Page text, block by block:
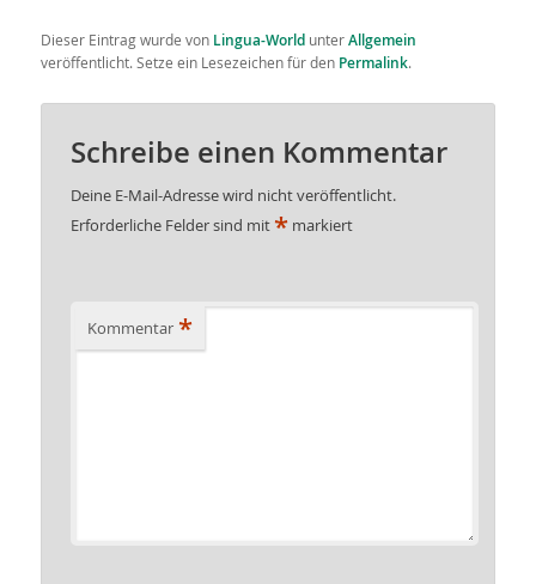
Dieser Eintrag wurde von Lingua-World unterAllgemein
veröffentlicht. Setze ein Lesezeichen für den Permalink.
Schreibe einen Kommentar
Deine E-Mail-Adresse wird nicht veröffentlicht.
Erforderliche Felder sind mit * markiert
Kommentar *